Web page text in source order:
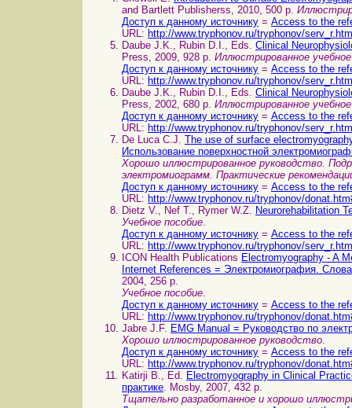
and Bartlett Publisherss, 2010, 500 p.
Доступ к данному источнику = Access to the
URL: http://www.tryphonov.ru/tryphonov/
Daube J.K., Rubin D.I., Eds. Clinical
Press, 2009, 928 p. Иллюстрированное
Доступ к данному источнику = Access to the
URL: http://www.tryphonov.ru/tryphonov/
Daube J.K., Rubin D.I., Eds. Clinical
Press, 2002, 680 p. Иллюстрированное
Доступ к данному источнику = Access to the
URL: http://www.tryphonov.ru/tryphonov/
De Luca C.J. The use of surface
Использование поверхностной
Хорошо иллюстрированное руководство.
электромиограмм. Практические
Доступ к данному источнику = Access to the
URL: http://www.tryphonov.ru/tryphonov/
Dietz V., Nef T., Rymer W.Z.
Neurorehabilitation
Учебное пособие
Доступ к данному источнику = Access to the
URL: http://www.tryphonov.ru/tryphonov/
ICON Health Publications Electromyography - A
Internet References = Электромиография.
2004, 256 p.
Учебное пособие
Доступ к данному источнику = Access to the
URL: http://www.tryphonov.ru/tryphonov/
Jabre J.F. EMG Manual = Руководство по
Хорошо иллюстрированное руководство
Доступ к данному источнику = Access to the
URL: http://www.tryphonov.ru/tryphonov/
Katirji B., Ed.
Electromyography in Clinical
практике . Mosby, 2007, 432 p.
Тщательно разработанное и хорошо